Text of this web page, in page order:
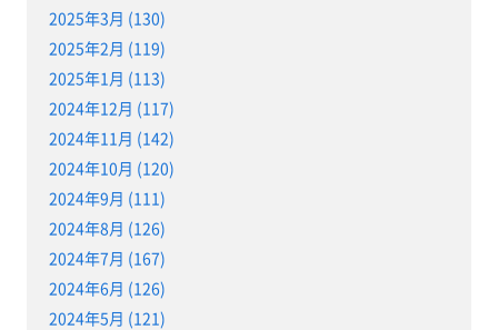
2025年3月 (130)
2025年2月 (119)
2025年1月 (113)
2024年12月 (117)
2024年11月 (142)
2024年10月 (120)
2024年9月 (111)
2024年8月 (126)
2024年7月 (167)
2024年6月 (126)
2024年5月 (121)